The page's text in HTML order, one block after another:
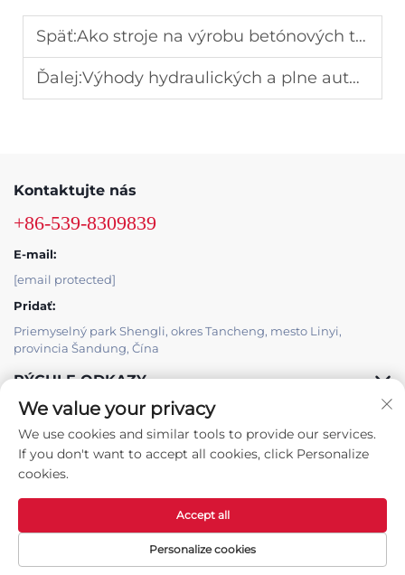
Späť:Ako stroje na výrobu betónových tvárnic pomáhajú dosiahnuť rýchlu a efektívnu výstavbu
Ďalej:Výhody hydraulických a plne automatických strojov na výrobu betónových tvárnic
Kontaktujte nás
+86-539-8309839
E-mail:
[email protected]
Pridať:
Priemyselný park Shengli, okres Tancheng, mesto Linyi,
provincia Šandung, Čína
RÝCHLE ODKAZY
PRODUKTY
Autorské práva © Tancheng County Hongbaoyuan Machinery Co.,
Ltd. -Zásady ochrany súkromia
We value your privacy
We use cookies and similar tools to provide our services.
If you don't want to accept all cookies, click Personalize
cookies.
Personalize cookies
Accept all